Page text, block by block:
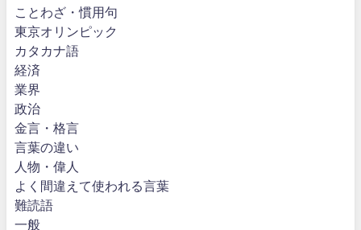
ことわざ・慣用句
東京オリンピック
カタカナ語
経済
業界
政治
金言・格言
言葉の違い
人物・偉人
よく間違えて使われる言葉
難読語
一般